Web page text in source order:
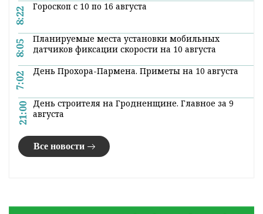
8:22
Гороскоп с 10 по 16 августа
8:05
Планируемые места установки мобильных
датчиков фиксации скорости на 10 августа
7:02
День Прохора-Пармена. Приметы на 10 августа
21:00
День строителя на Гродненщине. Главное за 9
августа
Все новости